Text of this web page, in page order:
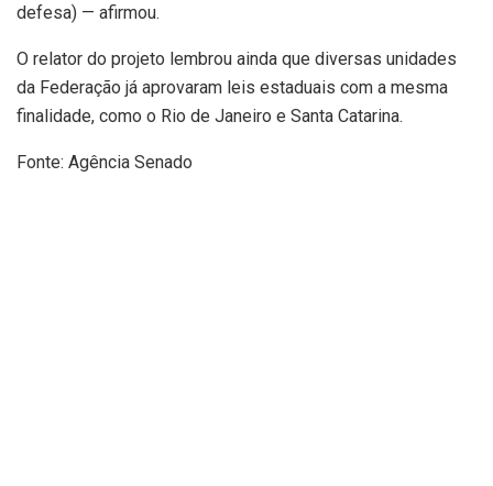
defesa) — afirmou.
O relator do projeto lembrou ainda que diversas unidades
da Federação já aprovaram leis estaduais com a mesma
finalidade, como o Rio de Janeiro e Santa Catarina.
Fonte: Agência Senado